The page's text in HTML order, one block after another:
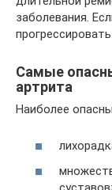
заболевания.
прогрессировать.
Самые
артрита
Наиболее